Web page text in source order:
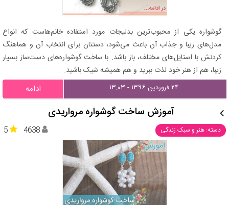
گوشواره یکی از محبوب‌ترین بدلیجات مورد استفاده خانم‌هاست که انواع
مدل‌های زیبا و جذاب آن باعث می‌شود، دستتان برای انتخاب آن و هماهنگ
کردنش با استایل‌های مختلف، باز باشد. با ساخت گوشواره‌های دست‌ساز بسیار
زیبا، هم از هنر خود لذت ببرید و هم همیشه شیک باشید.
۲۴ فروردین ۱۳۹۶ - ۱۳:۰۳ ادامه
آموزش ساخت گوشواره مرواریدی
دسته: هنر و سبک زندگی 5 4638